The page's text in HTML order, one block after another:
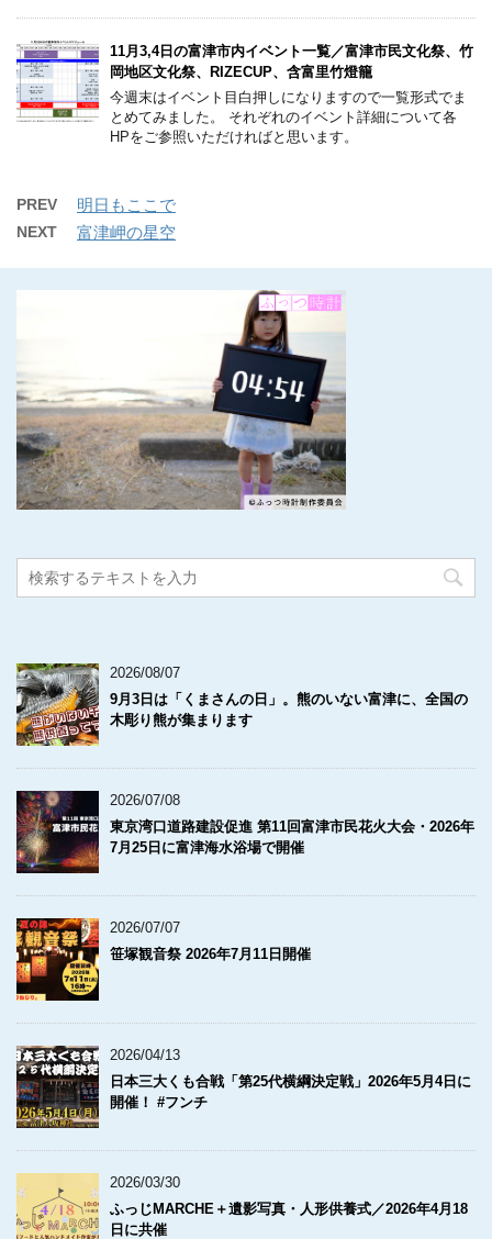
11月3,4日の富津市内イベント一覧／富津市民文化祭、竹
岡地区文化祭、RIZECUP、含富里竹燈籠
今週末はイベント目白押しになりますので一覧形式でま
とめてみました。 それぞれのイベント詳細について各
HPをご参照いただければと思います。
PREV 明日もここで
NEXT 富津岬の星空
2026/08/07
9月3日は「くまさんの日」。熊のいない富津に、全国の
木彫り熊が集まります
2026/07/08
東京湾口道路建設促進 第11回富津市民花火大会・2026年
7月25日に富津海水浴場で開催
2026/07/07
笹塚観音祭 2026年7月11日開催
2026/04/13
日本三大くも合戦「第25代横綱決定戦」2026年5月4日に
開催！ #フンチ
2026/03/30
ふっじMARCHE＋遺影写真・人形供養式／2026年4月18
日に共催